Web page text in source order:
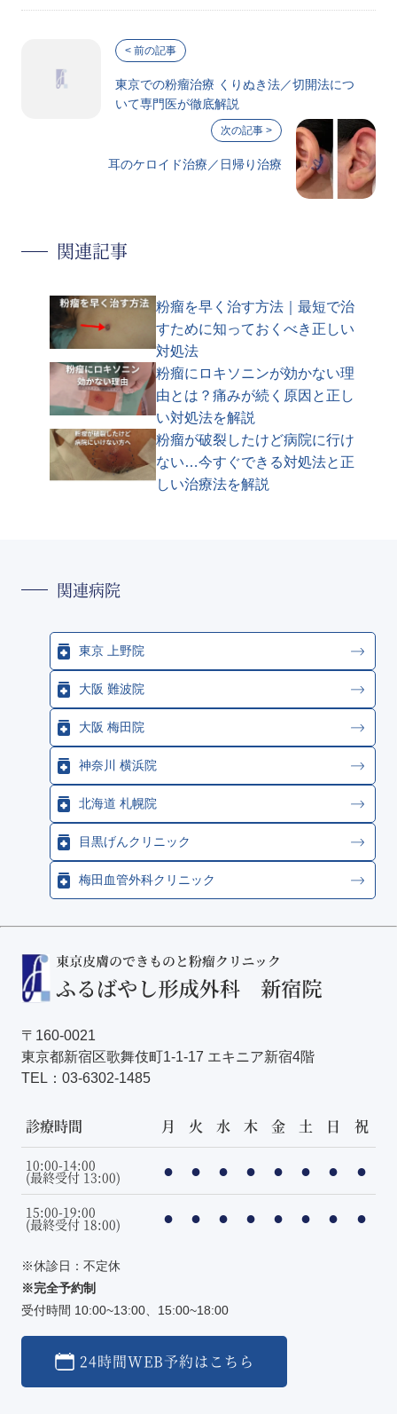
東京での粉瘤治療 くりぬき法／切開法につ
いて専門医が徹底解説
耳のケロイド治療／日帰り治療
関連記事
粉瘤を早く治す方法｜最短で治
すために知っておくべき正しい
対処法
粉瘤にロキソニンが効かない理
由とは？痛みが続く原因と正し
い対処法を解説
粉瘤が破裂したけど病院に行け
ない…今すぐできる対処法と正
しい治療法を解説
関連病院
東京 上野院
大阪 難波院
大阪 梅田院
神奈川 横浜院
北海道 札幌院
目黒げんクリニック
梅田血管外科クリニック
〒160-0021
東京都新宿区歌舞伎町1-1-17 エキニア新宿4階
TEL： 03-6302-1485
診療時間 月 火 水 木 金 土 日 祝
10:00-14:00
(最終受付 13:00) ● ● ● ● ● ● ● ●
15:00-19:00
(最終受付 18:00) ● ● ● ● ● ● ● ●
※休診日：不定休
※完全予約制
受付時間 10:00~13:00、15:00~18:00
24時間WEB予約はこちら